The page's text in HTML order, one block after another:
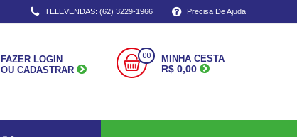
TELEVENDAS: (62) 3229-1966 Precisa De Ajuda
FAZER LOGIN
OU CADASTRAR
00 MINHA CESTA
R$ 0,00